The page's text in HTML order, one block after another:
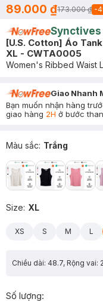
89.000 ₫173.000 ₫ -
Synctives
[U.S. Cotton] Áo
XL - CWTA0005
Women's Ribbed Waist
Giao Nhanh
Bạn muốn nhận hàng
giao hàng 2H ở bước
Màu sắc: Trắng
Size: XL
XS S M L
Chiều dài: 48.7, Rộng vai:
Số lượng: